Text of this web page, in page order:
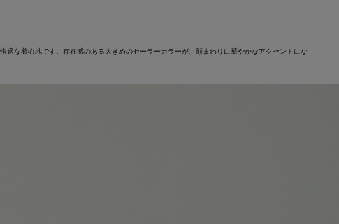
な着心地です。存在感のある大きめのセーラーカラーが、顔まわりに華やかなアクセントにな